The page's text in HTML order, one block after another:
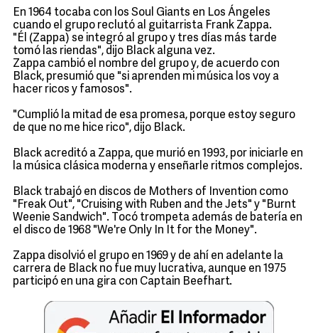
En 1964 tocaba con los Soul Giants en Los Ángeles
cuando el grupo reclutó al guitarrista Frank Zappa.
"Él (Zappa) se integró al grupo y tres días más tarde
tomó las riendas", dijo Black alguna vez.
Zappa cambió el nombre del grupo y, de acuerdo con
Black, presumió que "si aprenden mi música los voy a
hacer ricos y famosos".
"Cumplió la mitad de esa promesa, porque estoy seguro
de que no me hice rico", dijo Black.
Black acreditó a Zappa, que murió en 1993, por iniciarle en
la música clásica moderna y enseñarle ritmos complejos.
Black trabajó en discos de Mothers of Invention como
"Freak Out", "Cruising with Ruben and the Jets" y "Burnt
Weenie Sandwich". Tocó trompeta además de batería en
el disco de 1968 "We're Only In It for the Money".
Zappa disolvió el grupo en 1969 y de ahí en adelante la
carrera de Black no fue muy lucrativa, aunque en 1975
participó en una gira con Captain Beefhart.